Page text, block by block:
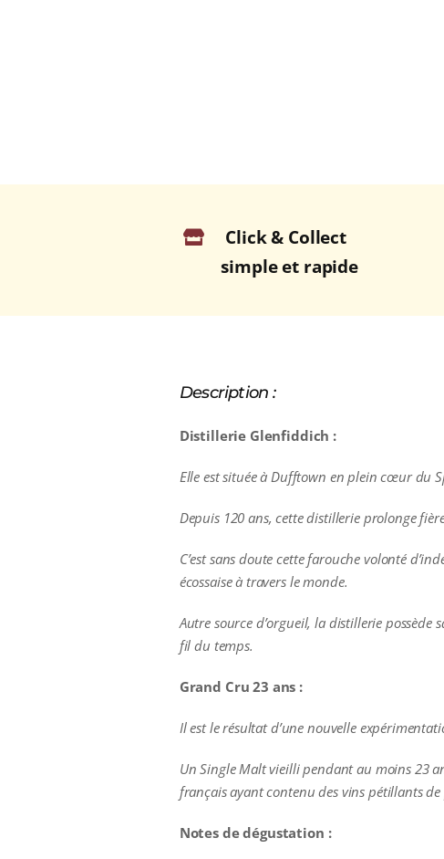
Click & Collect
simple et rapide
Description :
Distillerie Glenfiddich :
Elle est située à Dufftown en plein cœur du
Depuis 120 ans, cette distillerie prolonge
C’est sans doute cette farouche volonté
écossaise à travers le monde.
Autre source d’orgueil, la distillerie
fil du temps.
Grand Cru 23 ans :
Il est le résultat d’une nouvelle
Un Single Malt vieilli pendant au moins 23
français ayant contenu des vins pétillants
Notes de dégustation :